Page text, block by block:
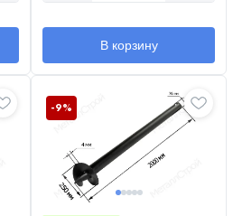
В корзину
-9%